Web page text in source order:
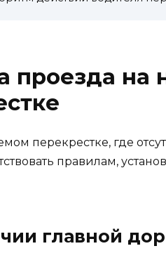
проезда на
перекрестке, где
правилам,
главной